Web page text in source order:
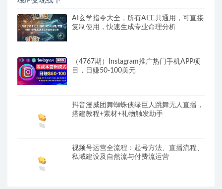
AI玄学指令大全，所有AI工具通用，可直接
复制使用，快速生成专业命理分析
（4767期）Instagram推广热门手机APP项
目，日赚50-100美元
抖音漫威团舞蜘蛛侠绿巨人跳舞无人直播，
搭建教程+素材+礼物触发助手
视频号运营全流程：起号方法、直播流程、
私域建设及自然流与付费流运营